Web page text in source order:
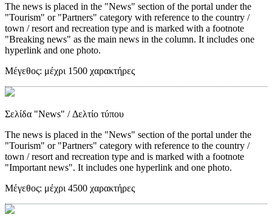
The news is placed in the "News" section of the portal under the
"Tourism" or "Partners" category with reference to the country /
town / resort and recreation type and is marked with a footnote
"Breaking news" as the main news in the column. It includes one
hyperlink and one photo.
Μέγεθος: μέχρι 1500 χαρακτήρες
Σελίδα "News" / Δελτίο τύπου
The news is placed in the "News" section of the portal under the
"Tourism" or "Partners" category with reference to the country /
town / resort and recreation type and is marked with a footnote
"Important news". It includes one hyperlink and one photo.
Μέγεθος: μέχρι 4500 χαρακτήρες